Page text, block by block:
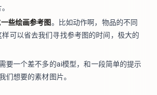
些绘画参考图。比如动作啊，物品的不同
样可以省去我们寻找参考图的时间，极大的
要一个差不多的ai模型，和一段简单的提示
们想要的素材图片。